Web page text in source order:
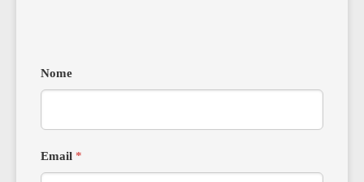
Nome
Email *